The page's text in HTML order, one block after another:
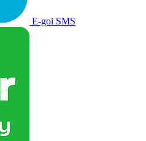
E-goi SMS